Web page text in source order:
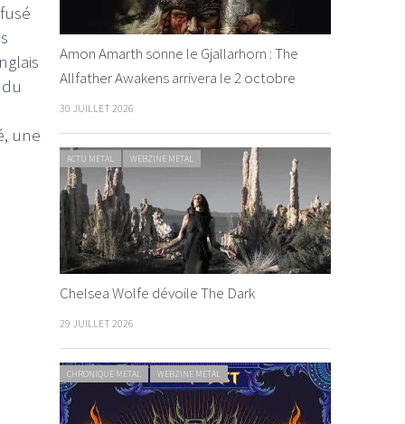
une
Amon Amarth sonne le Gjallarhorn : The
Allfather Awakens arrivera le 2 octobre
30 JUILLET 2026
ACTU METAL WEBZINE METAL
Chelsea Wolfe dévoile The Dark
29 JUILLET 2026
CHRONIQUE METAL WEBZINE METAL